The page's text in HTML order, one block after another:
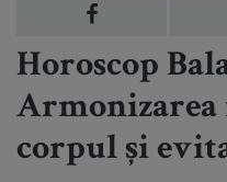
Horoscop
Armonizarea
corpul și